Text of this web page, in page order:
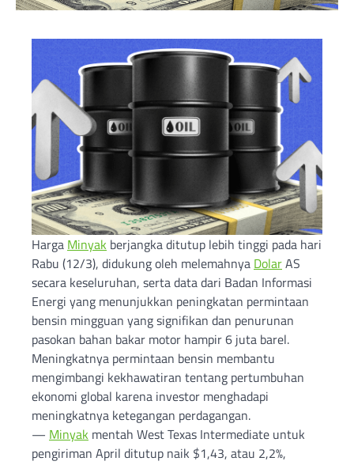
Harga Minyak berjangka ditutup lebih tinggi pada hari
Rabu (12/3), didukung oleh melemahnya DolarAS
secara keseluruhan, serta data dari Badan Informasi
Energi yang menunjukkan peningkatan permintaan
bensin mingguan yang signifikan dan penurunan
pasokan bahan bakar motor hampir 6 juta barel.
Meningkatnya permintaan bensin membantu
mengimbangi kekhawatiran tentang pertumbuhan
ekonomi global karena investor menghadapi
meningkatnya ketegangan perdagangan.
— Minyak mentah West Texas Intermediate untuk
pengiriman April ditutup naik $1,43, atau 2,2%,